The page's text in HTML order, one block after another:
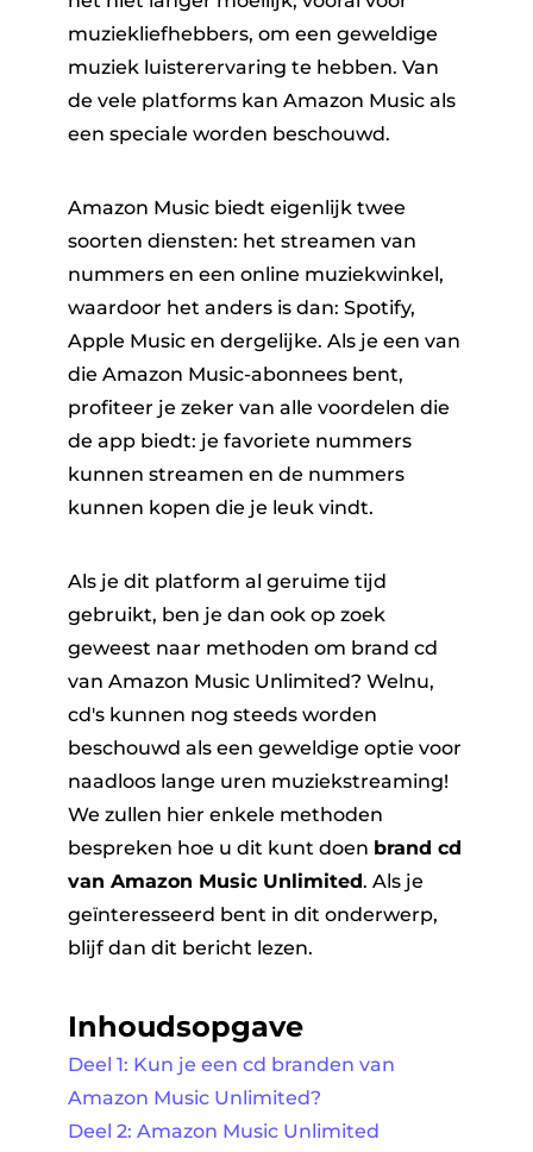
muziekliefhebbers, om een ​​geweldige
muziek luisterervaring te hebben. Van
de vele platforms kan Amazon Music als
een speciale worden beschouwd.
Amazon Music biedt eigenlijk twee
soorten diensten: het streamen van
nummers en een online muziekwinkel,
waardoor het anders is dan: Spotify,
Apple Music en dergelijke. Als je een van
die Amazon Music-abonnees bent,
profiteer je zeker van alle voordelen die
de app biedt: je favoriete nummers
kunnen streamen en de nummers
kunnen kopen die je leuk vindt.
Als je dit platform al geruime tijd
gebruikt, ben je dan ook op zoek
geweest naar methoden om brand cd
van Amazon Music Unlimited? Welnu,
cd's kunnen nog steeds worden
beschouwd als een geweldige optie voor
naadloos lange uren muziekstreaming!
We zullen hier enkele methoden
bespreken hoe u dit kunt doen brand cd
van Amazon Music Unlimited. Als je
geïnteresseerd bent in dit onderwerp,
blijf dan dit bericht lezen.
Inhoudsopgave
Deel 1: Kun je een cd branden van
Amazon Music Unlimited?
Deel 2: Amazon Music Unlimited